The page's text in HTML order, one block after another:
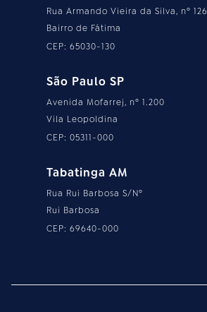
Rua Armando Vieira da Silva, nº 126
Bairro de Fátima
CEP: 65030-130
São Paulo SP
Avenida Mofarrej, nº 1.200
Vila Leopoldina
CEP: 05311-000
Tabatinga AM
Rua Rui Barbosa S/Nº
Rui Barbosa
CEP: 69640-000